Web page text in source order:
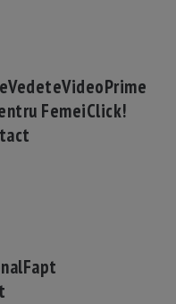
VedeteVideoPrime
FemeiClick!
Fapt